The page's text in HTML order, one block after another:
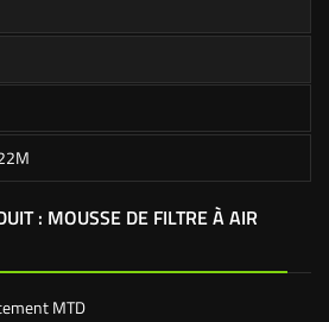
: MOUSSE DE FILTRE À AIR
MTD